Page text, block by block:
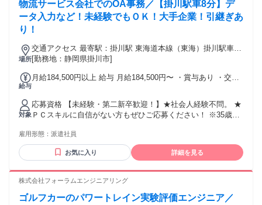
物流サービス会社でのOA事務／【掛川駅車8分】デ
ータ入力など！未経験でもＯＫ！大手企業！引継ぎあ
り！
場所
交通アクセス 最寄駅：掛川駅 東海道本線（東海）掛川駅車8
分
[勤務地：静岡県掛川市]
給与
月給184,500円以上 給与 月給184,500円〜 ・賞与あり ・交通
（年1回）
対象
応募資格 【未経験・第二新卒歓迎！】★社会人経験不問。 ★
ＰＣスキルに自信がない方もぜひご応募ください！ ※35歳ま
にもオススメ／ ・安定して長く働きたい方 ・コミュニケーシ
ョン取ることが好きな方 ・誰かのサポートをしたい方 ◎無期
雇用派遣
雇用形態： 派遣社員
お気に入り 詳細を見る
株式会社フォーラムエンジニアリング
ゴルフカーのパワートレイン実験評価エンジニア／